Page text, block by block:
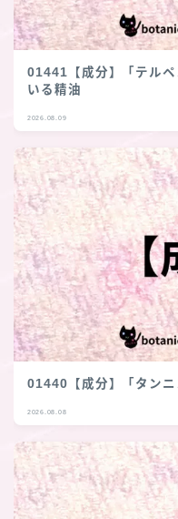
01441【成分】「テル
いる精油
2026.08.09
01440【成分】「タン
2026.08.08